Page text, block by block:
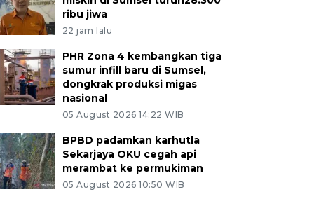
ribu jiwa
22 jam lalu
PHR Zona 4 kembangkan tiga
sumur infill baru di Sumsel,
dongkrak produksi migas
nasional
05 August 2026 14:22 WIB
BPBD padamkan karhutla
Sekarjaya OKU cegah api
merambat ke permukiman
05 August 2026 10:50 WIB